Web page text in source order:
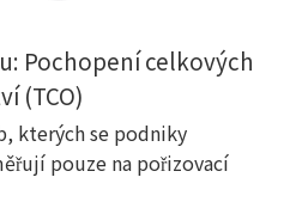
Pochopení celkových
(TCO)
kterých se podniky
pouze na pořizovací